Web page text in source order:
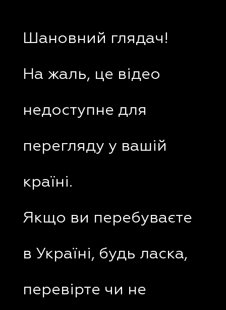
Шановний глядач!
На жаль, це відео
недоступне для
перегляду у вашій
країні.
Якщо ви перебуваєте
в Україні, будь ласка,
перевірте чи не